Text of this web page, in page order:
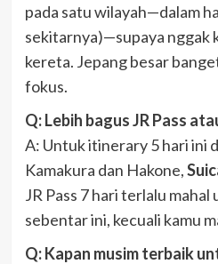
pada satu wilayah—dalam
sekitarnya)—supaya nggak
kereta. Jepang besar
fokus.
Q: Lebih bagus JR Pass
A: Untuk itinerary 5 hari ini
Kamakura dan Hakone,
JR Pass 7 hari terlalu
sebentar ini, kecuali kamu
Q: Kapan musim terbaik